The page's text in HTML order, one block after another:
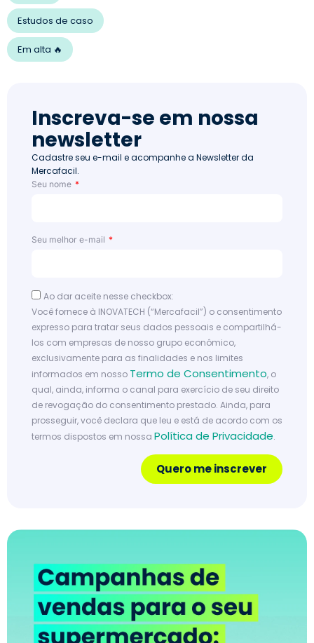
Estudos de caso
Em alta 🔥
Inscreva-se em nossa
newsletter
Cadastre seu e-mail e acompanhe a Newsletter da
Mercafacil.
Seu nome
Seu melhor e-mail
Ao dar aceite nesse checkbox:
Você fornece à INOVATECH (“Mercafacil”) o consentimento
expresso para tratar seus dados pessoais e compartilhá-
los com empresas de nosso grupo econômico,
exclusivamente para as finalidades e nos limites
informados em nosso Termo de Consentimento, o
qual, ainda, informa o canal para exercício de seu direito
de revogação do consentimento prestado. Ainda, para
prosseguir, você declara que leu e está de acordo com os
termos dispostos em nossa Política de Privacidade.
Quero me inscrever